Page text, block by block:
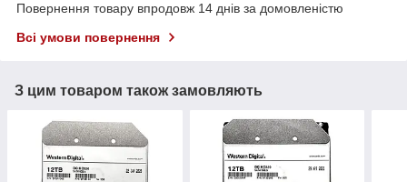
Повернення товару впродовж 14 днів за домовленістю
Всі умови повернення
З цим товаром також замовляють